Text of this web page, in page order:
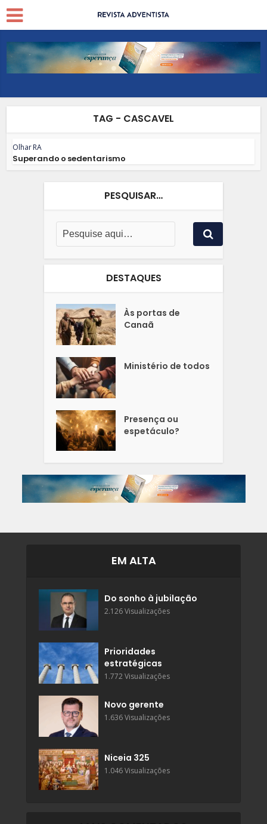
TAG - CASCAVEL
Olhar RA
Superando o sedentarismo
PESQUISAR…
DESTAQUES
Às portas de
Canaã
Ministério de todos
Presença ou
espetáculo?
EM ALTA
Do sonho à jubilação
2.126 Visualizações
Prioridades
estratégicas
1.772 Visualizações
Novo gerente
1.636 Visualizações
Niceia 325
1.046 Visualizações